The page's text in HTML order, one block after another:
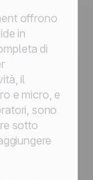
offrono
in
di
il
e micro, e
sono
sotto